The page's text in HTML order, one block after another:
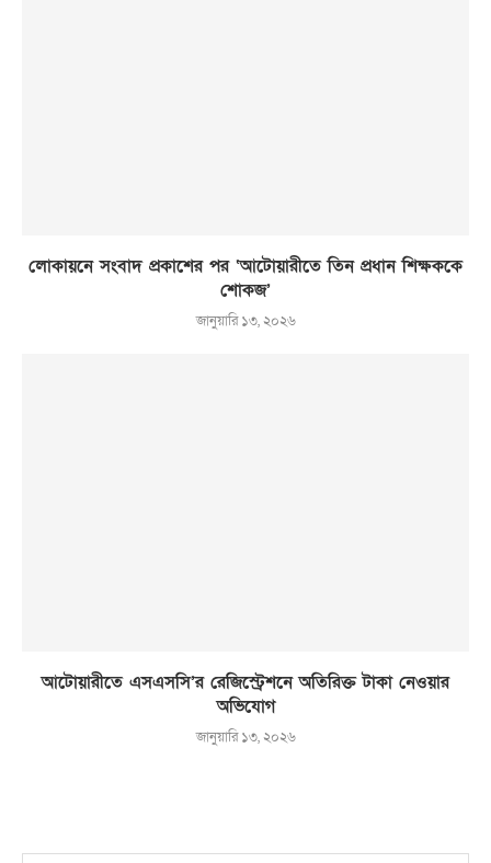
লোকায়নে সংবাদ প্রকাশের পর ‘আটোয়ারীতে তিন প্রধান শিক্ষককে
শোকজ’
জানুয়ারি ১৩, ২০২৬
আটোয়ারীতে এসএসসি’র রেজিস্ট্রেশনে অতিরিক্ত টাকা নেওয়ার
অভিযোগ
জানুয়ারি ১৩, ২০২৬